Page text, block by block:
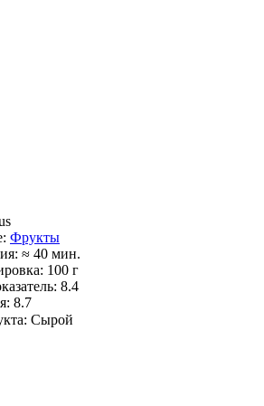
Фрукты
≈ 40 мин.
100 г
8.4
8.7
Сырой